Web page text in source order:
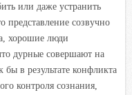
или даже устранить
созвучно
хорошие люди
дурные совершают на
в результате конфликта
контроля сознания,